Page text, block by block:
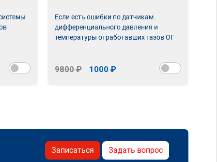
Если есть ошибки по датчикам
дифференциального давления и
температуры отработавших газов ОГ
9800 ₽ 1000 ₽
Записаться Задать вопрос